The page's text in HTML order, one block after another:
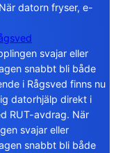
datorn fryser, e-
svajar eller
snabbt bli både
i Rågsved finns nu
datorhjälp direkt i
RUT-avdrag. När
svajar eller
snabbt bli både